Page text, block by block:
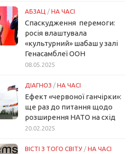
АБЗАЦ / НА ЧАСІ
Спаскудження перемоги:
росія влаштувала
«культурний» шабаш у залі
Генасамблеї ООН
08.05.2025
ДІАГНОЗ / НА ЧАСІ
Ефект «червоної ганчірки»:
ще раз до питання щодо
розширення НАТО на схід
20.02.2025
ВІСТІ З ТОГО СВІТУ / НА ЧАСІ